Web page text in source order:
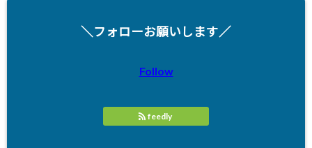
＼フォローお願いします／
Follow
feedly